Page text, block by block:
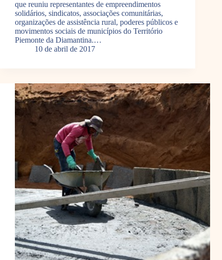
que reuniu representantes de empreendimentos
solidários, sindicatos, associações comunitárias,
organizações de assistência rural, poderes públicos e
movimentos sociais de municípios do Território
Piemonte da Diamantina.…
10 de abril de 2017